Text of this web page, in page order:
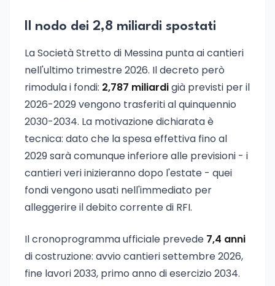
Il nodo dei 2,8 miliardi spostati
La Società Stretto di Messina punta ai cantieri
nell'ultimo trimestre 2026. Il decreto però
rimodula i fondi: 2,787 miliardigià previsti per il
2026-2029 vengono trasferiti al quinquennio
2030-2034. La motivazione dichiarata è
tecnica: dato che la spesa effettiva fino al
2029 sarà comunque inferiore alle previsioni - i
cantieri veri inizieranno dopo l'estate - quei
fondi vengono usati nell'immediato per
alleggerire il debito corrente di RFI.
Il cronoprogramma ufficiale prevede 7,4 anni
di costruzione: avvio cantieri settembre 2026,
fine lavori 2033, primo anno di esercizio 2034.